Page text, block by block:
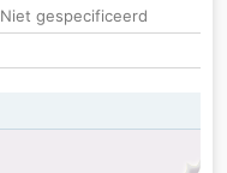
Niet gespecificeerd